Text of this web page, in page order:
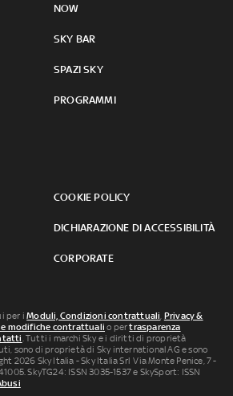
NOW
SKY BAR
SPAZI SKY
PROGRAMMI
COOKIE POLICY
DICHIARAZIONE DI ACCESSIBILITÀ
CORPORATE
per iModuli, Condizioni contrattuali, Privacy &
modifiche contrattuali o pertrasparenza
. Tutti i marchi Sky e i diritti di proprietà
sono di proprietà di Sky international AG e sono
2026 Sky Italia - Sky Italia Srl Via Monte Penice, 7 -
SkyTG24: ISSN 3035-1537 e SkySport: ISSN